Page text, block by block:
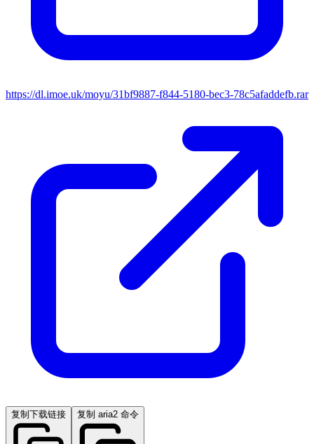
https://dl.imoe.uk/moyu/31bf9887-f844-5180-bec3-78c5afaddefb.rar
复制下载链接 复制 aria2 命令